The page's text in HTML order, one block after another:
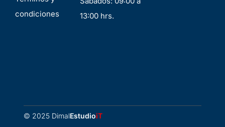
condiciones
13:00 hrs.
© 2025 DimalEstudioiT